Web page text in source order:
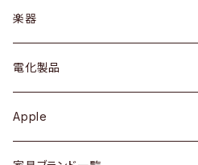
シェルフ
キュリオケース / 飾り棚
カップボード / 食器棚
トップス
ワンピース
ボトムス
カトラリー
ケトル / ティーポット
鍋 / フライパン
dahon
楽器
ギター
ベース
電化製品
Apple